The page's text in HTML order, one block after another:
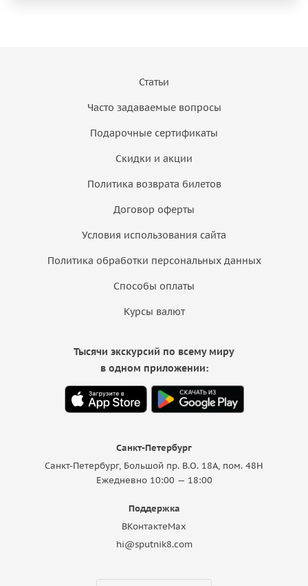
Статьи
Часто задаваемые вопросы
Подарочные сертификаты
Скидки и акции
Политика возврата билетов
Договор оферты
Условия использования сайта
Политика обработки персональных данных
Способы оплаты
Курсы валют
Санкт-Петербург
Санкт-Петербург, Большой пр. В.О. 18A, пом. 48Н
Ежедневно 10:00 — 18:00
Поддержка
ВКонтактеMax
hi@sputnik8.com
Тысячи экскурсий по всему миру
в одном приложении: